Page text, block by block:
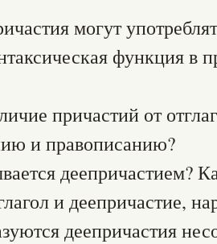
могут
функция в
причастий от
и правописанию?
деепричастием?
и деепричастие,
деепричастия